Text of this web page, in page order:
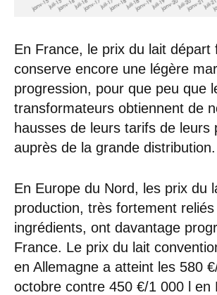
En France, le prix du lait départ
conserve encore une légère
progression, pour que peu que
transformateurs obtiennent de
hausses de leurs tarifs de leurs
auprès de la grande distribution.
En Europe du Nord, les prix du
production, très fortement
ingrédients, ont davantage
France. Le prix du lait
en Allemagne a atteint les 580
octobre contre 450 €/1 000 l en